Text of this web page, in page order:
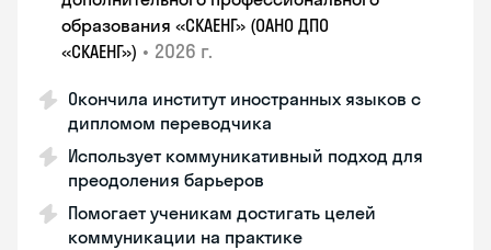
образования «СКАЕНГ» (ОАНО ДПО
«СКАЕНГ») • 2026 г.
Окончила институт иностранных языков с
дипломом переводчика
Использует коммуникативный подход для
преодоления барьеров
Помогает ученикам достигать целей
коммуникации на практике